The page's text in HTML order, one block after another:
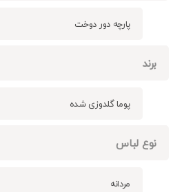
پارچه دور دوخت
برند
پوما گلدوزی شده
نوع لباس
مردانه